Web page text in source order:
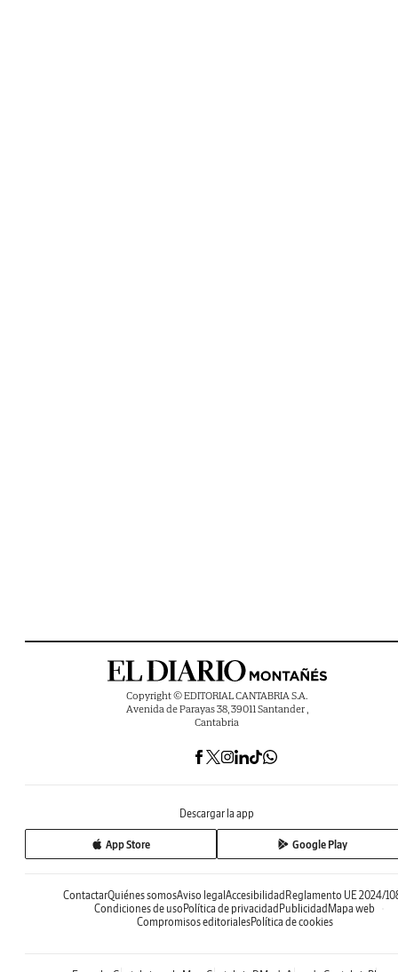
Copyright © EDITORIAL CANTABRIA S.A.
Avenida de Parayas 38, 39011 Santander ,
Cantabria
Descargar la app
App Store Google Play
ContactarQuiénes somosAviso legal Accesibilidad Reglamento UE 2024/
Condiciones de uso Política de privacidad Publicidad Mapa web
Compromisos editorialesPolítica de cookies